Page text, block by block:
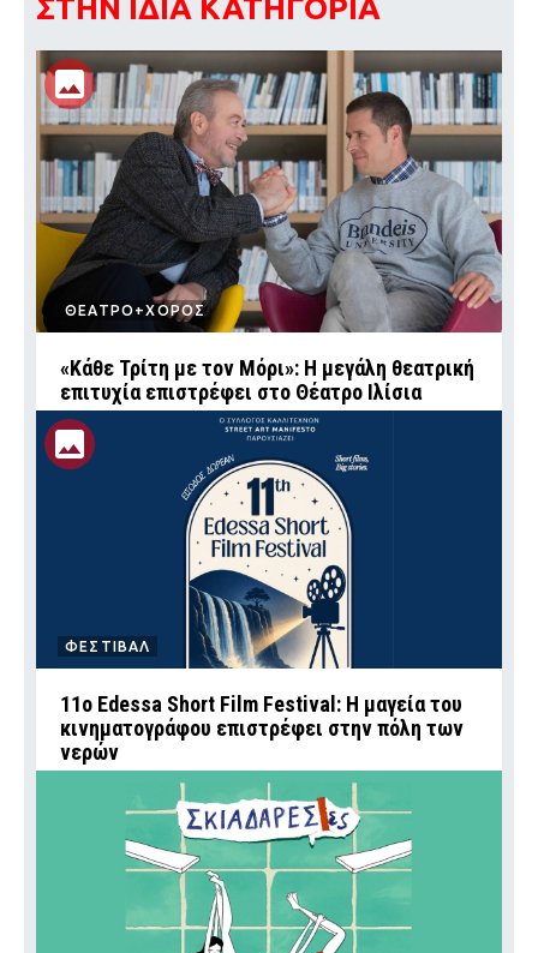
ΣΤΗΝ ΙΔΙΑ ΚΑΤΗΓΟΡΙΑ
ΘΕΑΤΡΟ+ΧΟΡΟΣ
«Κάθε Τρίτη με τον Μόρι»: Η μεγάλη θεατρική
επιτυχία επιστρέφει στο Θέατρο Ιλίσια
ΦΕΣΤΙΒΑΛ
11ο Edessa Short Film Festival: Η μαγεία του
κινηματογράφου επιστρέφει στην πόλη των
νερών